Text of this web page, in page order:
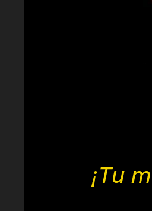
¡Tu